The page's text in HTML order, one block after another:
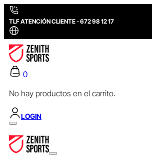
TLF ATENCIÓN CLIENTE - 672 98 12 17
0
No hay productos en el carrito.
LOGIN